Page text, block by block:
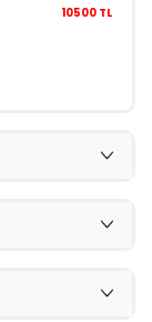
10500 TL